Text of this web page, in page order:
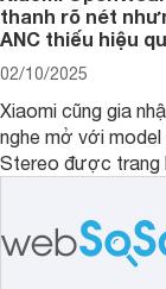
thanh rõ nét
ANC thiếu hiệu
02/10/2025
Xiaomi cũng gia
nghe mở với model
Stereo được trang
chất lượng âm
ồn của chiếc tai
đủ sức thuyết phục